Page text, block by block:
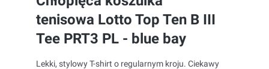
tenisowa Lotto Top Ten B III
Tee PRT3 PL - blue bay
Lekki, stylowy T-shirt o regularnym kroju. Ciekawy